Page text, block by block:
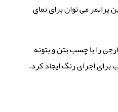
پرایمر می توان برای نمای
را با چسب بتن و بتونه
اجرای رنگ ایجاد کرد.